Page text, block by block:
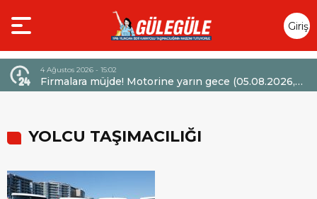
Giriş
Yap
- 15:02
müjde! Motorine yarın gece (05.08.2026,
itibarıyla 6,60 TL’lik dev bir indirim
Mercedes-Benz
Sözleşmelerinde
YOLCU TAŞIMACILIĞI